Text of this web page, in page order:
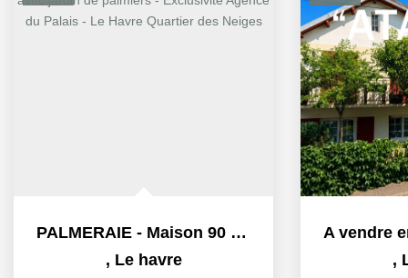
PALMERAIE - Maison 90 m² atypique avec jardin de palmiers -...
, Le havre ,